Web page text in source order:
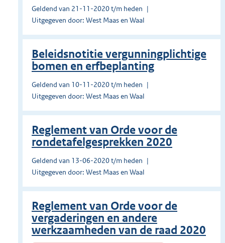
Geldend van 21-11-2020 t/m heden
Uitgegeven door: West Maas en Waal
Beleidsnotitie vergunningplichtige
bomen en erfbeplanting
Geldend van 10-11-2020 t/m heden
Uitgegeven door: West Maas en Waal
Reglement van Orde voor de
rondetafelgesprekken 2020
Geldend van 13-06-2020 t/m heden
Uitgegeven door: West Maas en Waal
Reglement van Orde voor de
vergaderingen en andere
werkzaamheden van de raad 2020